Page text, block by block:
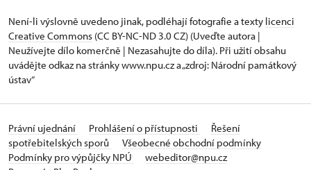
Není-li výslovně uvedeno jinak, podléhají fotografie a texty licenci
Creative Commons (CC BY-NC-ND 3.0 CZ) (Uveďte autora |
Neužívejte dílo komerčně | Nezasahujte do díla). Při užití obsahu
uvádějte odkaz na stránky www.npu.cz a „zdroj: Národní památkový
ústav“
Právní ujednání Prohlášení o přístupnosti
Řešení
spotřebitelských sporů
Všeobecné obchodní podmínky
Podmínky pro výpůjčky NPÚ
webeditor@npu.cz